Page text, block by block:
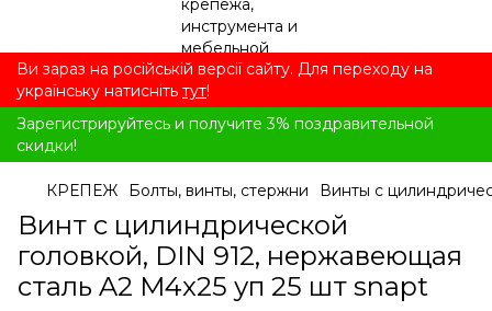
Ви зараз на російській версії сайту. Для переходу на
українську натисніть тут!
Зарегистрируйтесь и получите 3% поздравительной
скидки!
КРЕПЕЖ Болты, винты, стержни Винты с
Винт с цилиндрической
головкой, DIN 912, нержавеющая
сталь A2 M4x25 уп 25 шт snapt